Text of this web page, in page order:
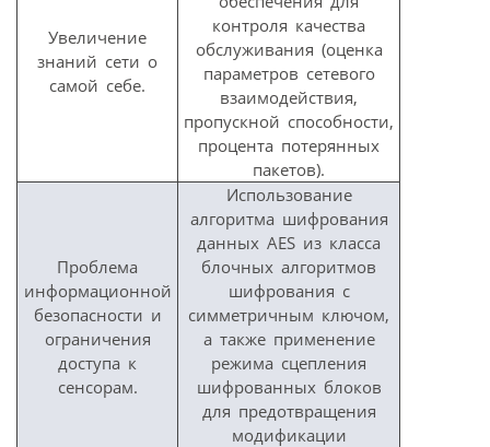
Увеличение
знаний сети о
самой себе.
контроля качества
обслуживания (оценка
параметров сетевого
взаимодействия,
пропускной способности,
процента потерянных
пакетов).
Проблема
информационной
безопасности и
ограничения
доступа к
сенсорам.
Использование
алгоритма шифрования
данных AES из класса
блочных алгоритмов
шифрования с
симметричным ключом,
а также применение
режима сцепления
шифрованных блоков
для предотвращения
модификации